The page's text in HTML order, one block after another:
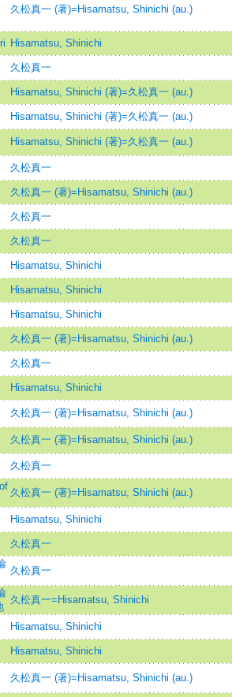
久松真一 (著)=Hisamatsu, Shinichi (au.)
Hisamatsu, Shinichi
久松真一
Hisamatsu, Shinichi (著)=久松真一 (au.)
Hisamatsu, Shinichi (著)=久松真一 (au.)
Hisamatsu, Shinichi (著)=久松真一 (au.)
久松真一
久松真一 (著)=Hisamatsu, Shinichi (au.)
久松真一
久松真一
Hisamatsu, Shinichi
Hisamatsu, Shinichi
Hisamatsu, Shinichi
久松真一 (著)=Hisamatsu, Shinichi (au.)
久松真一
Hisamatsu, Shinichi
久松真一 (著)=Hisamatsu, Shinichi (au.)
久松真一 (著)=Hisamatsu, Shinichi (au.)
久松真一
久松真一 (著)=Hisamatsu, Shinichi (au.)
Hisamatsu, Shinichi
久松真一
久松真一
久松真一=Hisamatsu, Shinichi
Hisamatsu, Shinichi
Hisamatsu, Shinichi
久松真一 (著)=Hisamatsu, Shinichi (au.)